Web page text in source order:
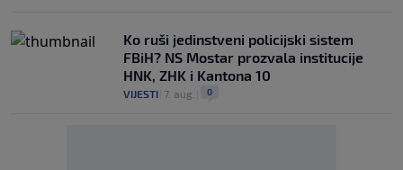
Ko ruši jedinstveni policijski sistem
FBiH? NS Mostar prozvala institucije
HNK, ZHK i Kantona 10
VIJESTI 7. aug. 0